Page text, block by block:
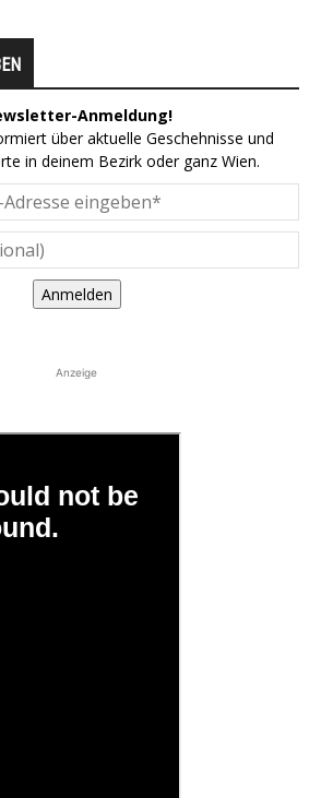
Anmeldung!
über aktuelle Geschehnisse und
in deinem Bezirk oder ganz Wien.
Anmelden
Anzeige